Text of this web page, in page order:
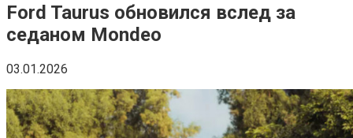
Ford Taurus обновился вслед за
седаном Mondeo
03.01.2026